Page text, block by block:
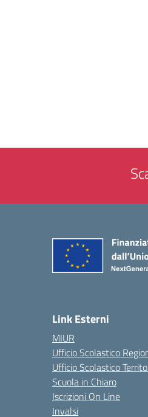
Link Esterni
MIUR
Ufficio Scolastico
Ufficio Scolastico
Scuola in Chiaro
Iscrizioni On Line
Invalsi